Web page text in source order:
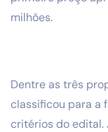
milhões.
Dentre as três
classificou para a
critérios do edital.